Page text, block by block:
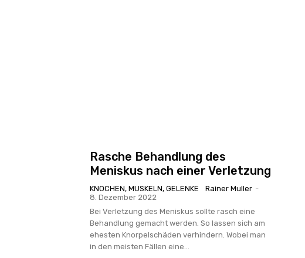
Rasche Behandlung des
Meniskus nach einer Verletzung
KNOCHEN, MUSKELN, GELENKE Rainer Muller -
8. Dezember 2022
Bei Verletzung des Meniskus sollte rasch eine
Behandlung gemacht werden. So lassen sich am
ehesten Knorpelschäden verhindern. Wobei man
in den meisten Fällen eine...